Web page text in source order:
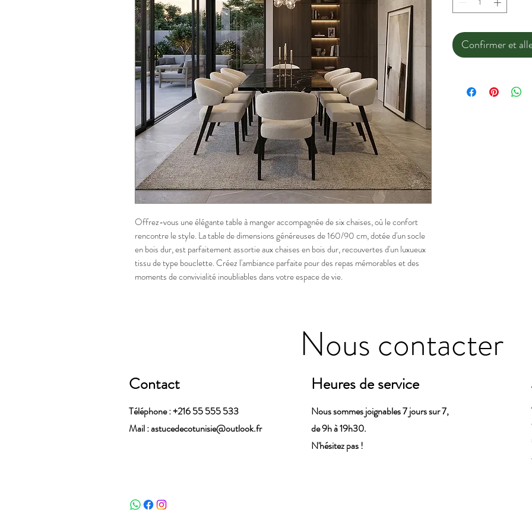
Offrez-vous une élégante table à manger accompagnée de six chaises, où le confort
rencontre le style. La table de dimensions généreuses de 160/90 cm, dotée d'un socle
en bois dur, est parfaitement assortie aux chaises en bois dur, recouvertes d'un luxueux
tissu de type bouclette. Créez l'ambiance parfaite pour des repas mémorables et des
moments de convivialité inoubliables dans votre espace de vie.
Confirmer et
Nous contacter
Contact
Téléphone : +216 55 555 533
Mail :astucedecotunisie@outlook.fr
Heures de service
Nous sommes joignables 7 jours sur 7,
de 9h à 19h30.
N'hésitez pas !